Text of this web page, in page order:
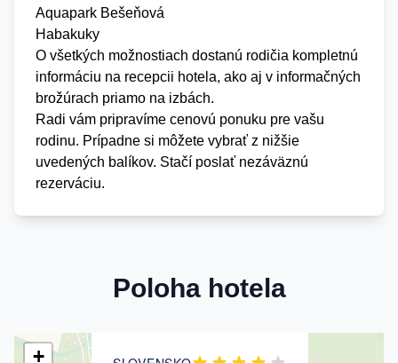
Aquapark Bešeňová
Habakuky
O všetkých možnostiach dostanú rodičia kompletnú
informáciu na recepcii hotela, ako aj v informačných
brožúrach priamo na izbách.
Radi vám pripravíme cenovú ponuku pre vašu
rodinu. Prípadne si môžete vybrať z nižšie
uvedených balíkov. Stačí poslať nezáväznú
rezerváciu.
Poloha hotela
+